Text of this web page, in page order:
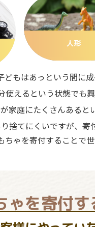
人形
どもはあっという間に成
えるという状態でも
家庭にたくさんあると
捨てにくいですが、寄
ゃを寄付することで
ゃを寄付